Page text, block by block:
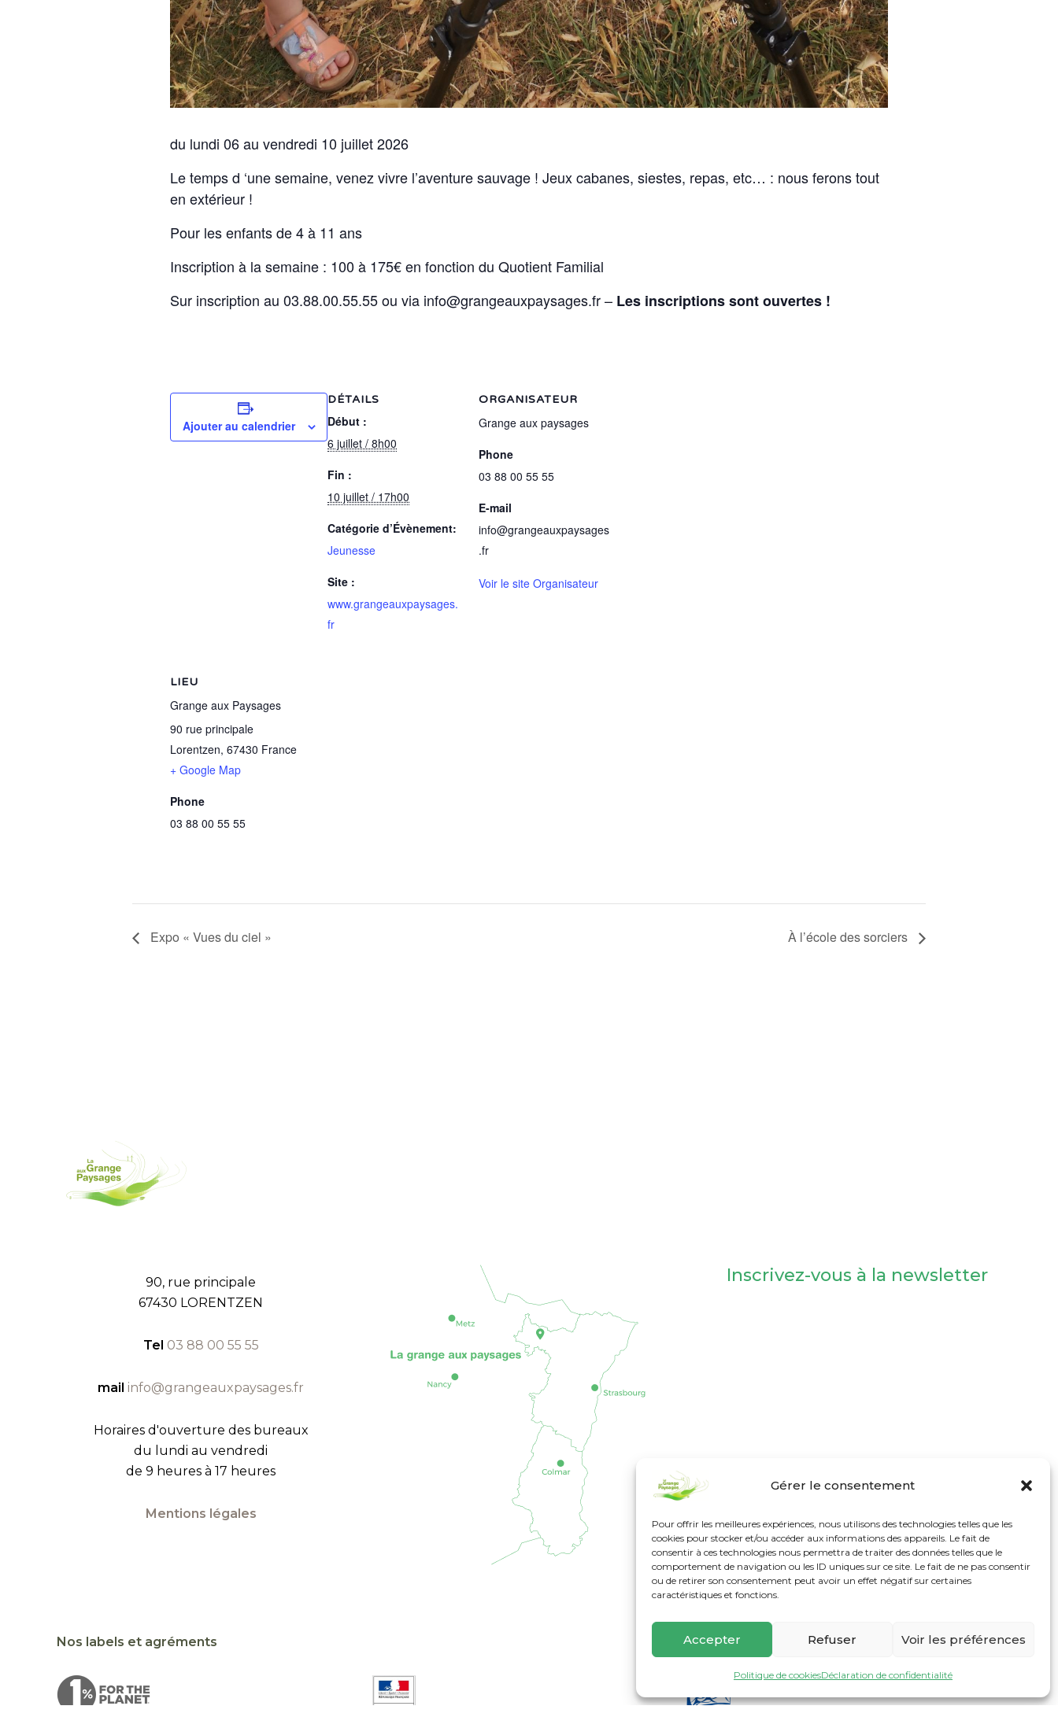
Gérer le consentement
Pour offrir les meilleures expériences, nous utilisons des technologies telles que les
cookies pour stocker et/ou accéder aux informations des appareils. Le fait de
consentir à ces technologies nous permettra de traiter des données telles que le
comportement de navigation ou les ID uniques sur ce site. Le fait de ne pas consentir
ou de retirer son consentement peut avoir un effet négatif sur certaines
caractéristiques et fonctions.
Accepter Refuser Voir les préférences
Politique de cookiesDéclaration de confidentialité
du lundi 06 au vendredi 10 juillet 2026
Le temps d ‘une semaine, venez vivre l’aventure sauvage ! Jeux cabanes, siestes, repas, etc… : nous ferons tout
en extérieur !
Pour les enfants de 4 à 11 ans
Inscription à la semaine : 100 à 175€ en fonction du Quotient Familial
Sur inscription au 03.88.00.55.55 ou via info@grangeauxpaysages.fr – Les inscriptions sont ouvertes !
Ajouter au calendrier
DÉTAILS
Début :
6 juillet / 8h00
Fin :
10 juillet / 17h00
Catégorie d’Évènement:
Jeunesse
Site :
www.grangeauxpaysages.
fr
ORGANISATEUR
Grange aux paysages
Phone
03 88 00 55 55
E-mail
info@grangeauxpaysages
.fr
Voir le site Organisateur
LIEU
Grange aux Paysages
90 rue principale
Lorentzen, 67430 France
+ Google Map
Phone
03 88 00 55 55
Expo « Vues du ciel » À l’école des sorciers
90, rue principale
67430 LORENTZEN
Tel 03 88 00 55 55
mail info@grangeauxpaysages.fr
Horaires d'ouverture des bureaux
du lundi au vendredi
de 9 heures à 17 heures
Mentions légales
Inscrivez-vous à la newsletter
Nos labels et agréments